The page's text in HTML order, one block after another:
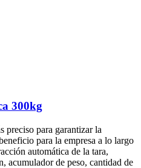
300kg
preciso para garantizar la
para la empresa a lo largo
automática de la tara,
acumulador de peso, cantidad de